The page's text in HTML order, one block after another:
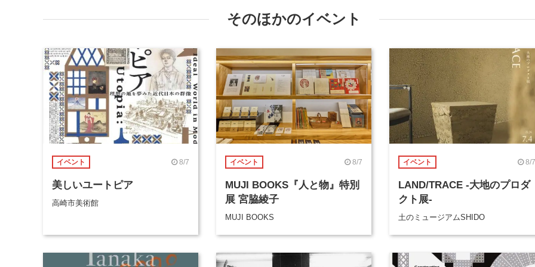
そのほかのイベント
イベント 8/7
美しいユートピア
高崎市美術館
イベント 8/7
MUJI BOOKS『人と物』特別
展 宮脇綾子
MUJI BOOKS
イベント 8/7
LAND/TRACE -大地のプロダ
クト展-
土のミュージアムSHIDO